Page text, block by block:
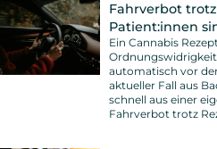
Fahrverbot
Patient:innen
Ein Cannabis
automatisch vor
aktueller Fall aus
schnell aus einer
Fahrverbot trotz